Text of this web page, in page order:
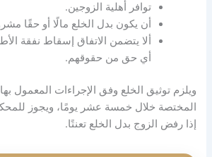
توافر أهلية الزوجين.
أن يكون بدل الخلع مالًا أو حقًا
ألا يتضمن الاتفاق إسقاط نفقة
أي حق من حقوقهم.
ويلزم توثيق الخلع وفق الإجراءات المعمول
المختصة خلال خمسة عشر يومًا، ويجوز
إذا رفض الزوج بدل الخلع تعنتًا.